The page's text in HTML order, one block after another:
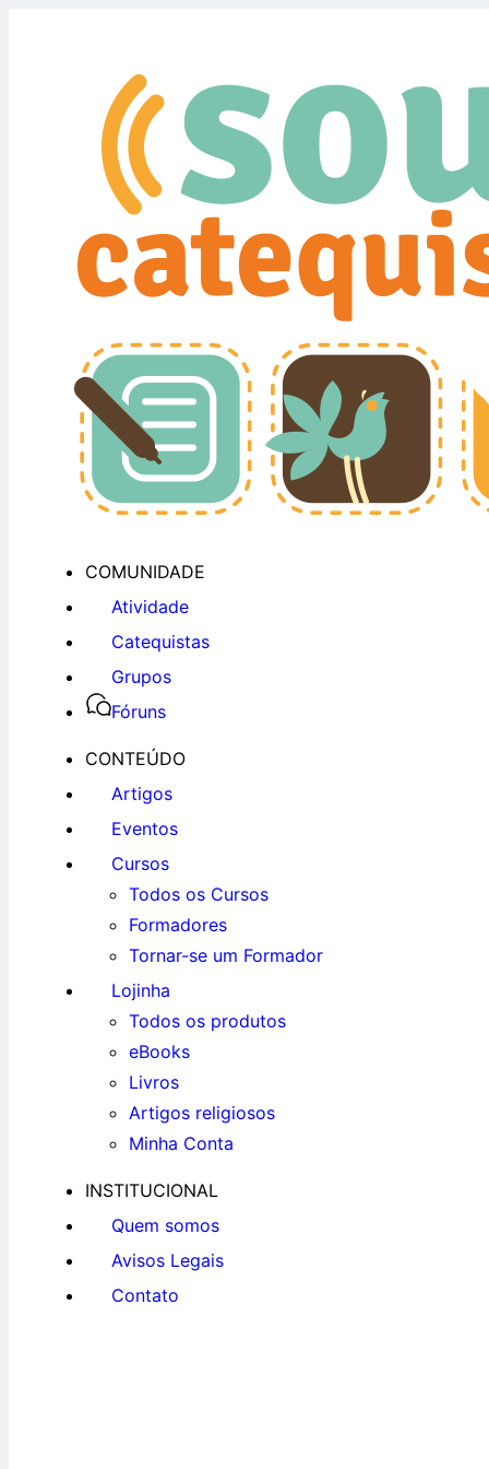
COMUNIDADE
Atividade
Catequistas
Grupos
Fóruns
CONTEÚDO
Artigos
Eventos
Cursos
Todos os Cursos
Formadores
Tornar-se um Formador
Lojinha
Todos os produtos
eBooks
Livros
Artigos religiosos
Minha Conta
INSTITUCIONAL
Quem somos
Avisos Legais
Contato